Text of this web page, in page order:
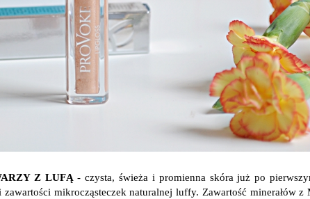
Z LUFĄ - czysta, świeża i promienna skóra już po
mikrocząsteczek naturalnej luffy. Zawartość minerałów z